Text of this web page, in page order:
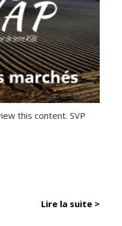
this content. SVP
Lire la suite >